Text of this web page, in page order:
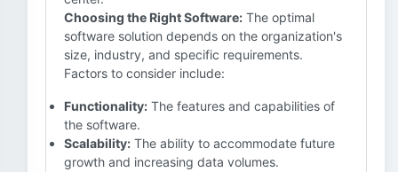
Choosing the Right Software: The optimal
software solution depends on the organization's
size, industry, and specific requirements.
Factors to consider include:
Functionality: The features and capabilities of
the software.
Scalability: The ability to accommodate future
growth and increasing data volumes.